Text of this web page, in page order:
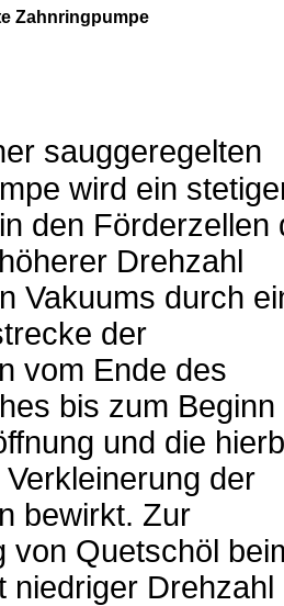
Zahnringpumpe
sauggeregelten
wird ein
den Förderzellen
Drehzahl
Vakuums durch
der
vom Ende des
bis zum Beginn
und die
der
bewirkt. Zur
von Quetschöl
niedriger Drehzahl